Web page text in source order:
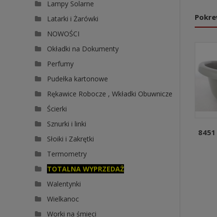
Lampy Solarne
Latarki i Żarówki
NOWOŚCI
Okładki na Dokumenty
Perfumy
Pudełka kartonowe
Rękawice Robocze , Wkładki Obuwnicze
Ścierki
Sznurki i linki
Słoiki i Zakrętki
Termometry
TOTALNA WYPRZEDAŻ
Walentynki
Wielkanoc
Worki na śmieci